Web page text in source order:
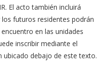
El acto también incluirá
futuros residentes podrán
en las unidades
inscribir mediante el
ubicado debajo de este texto.